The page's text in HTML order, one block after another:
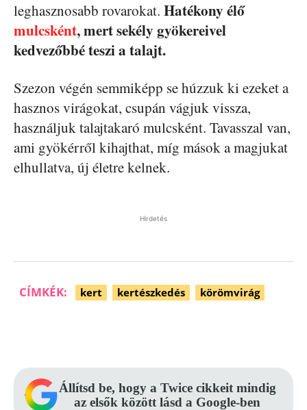
leghasznosabb rovarokat. Hatékony élő
mulcsként, mert sekély gyökereivel
kedvezőbbé teszi a talajt.
Szezon végén semmiképp se húzzuk ki ezeket a
hasznos virágokat, csupán vágjuk vissza,
használjuk talajtakaró mulcsként. Tavasszal van,
ami gyökérről kihajthat, míg mások a magjukat
elhullatva, új életre kelnek.
Hirdetés
CÍMKÉK: kert kertészkedés körömvirág
Állítsd be, hogy a Twice cikkeit mindig
az elsők között lásd a Google-ben